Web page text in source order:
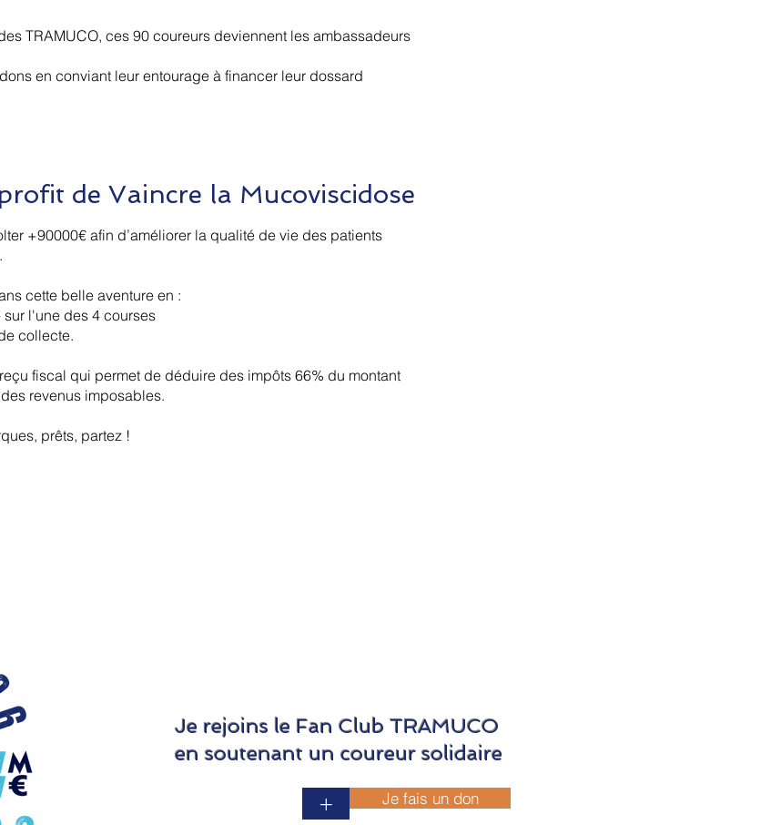
TRAMUCO, ces 90 coureurs deviennent les ambassadeurs
en conviant leur entourage à financer leur dossard
de Vaincre la Mucoviscidose
+90000€ afin d’améliorer la qualité de vie des patients
cette belle aventure en :
l'une des 4 courses
collecte.
fiscal qui permet de déduire des impôts 66% du montant
revenus imposables.
prêts, partez !
Je rejoins le Fan Club TRAMUCO
en soutenant un coureur solidaire
+ Je fais un don